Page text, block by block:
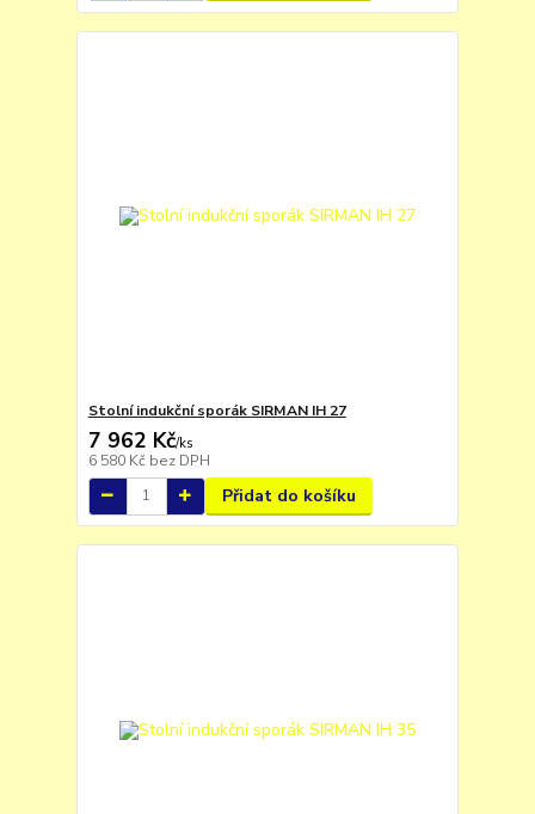
Stolní indukční sporák SIRMAN IH 27
7 962 Kč/ks
6 580 Kč bez DPH
Přidat do košíku